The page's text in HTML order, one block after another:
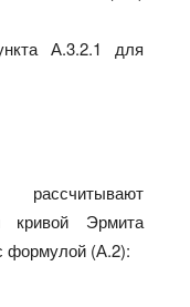
А.3.2.1 для
рассчитывают
кривой Эрмита
формулой (А.2):